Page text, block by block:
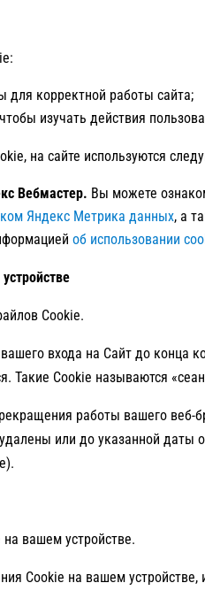
корректной работы сайта;
изучать действия
на сайте используются
Вебмастер. Вы можете
Яндекс Метрика данных, а
об использовании
Cookie.
входа на Сайт до конца
Такие Cookie называются
работы вашего
или до указанной
вашем устройстве.
Cookie на вашем